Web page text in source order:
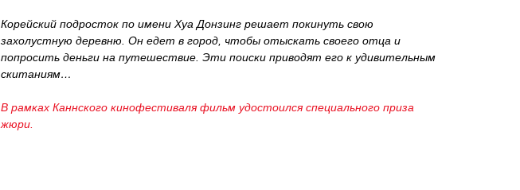
Корейский подросток по имени Хуа Донзинг решает покинуть свою
захолустную деревню. Он едет в город, чтобы отыскать своего отца и
попросить деньги на путешествие. Эти поиски приводят его к удивительным
скитаниям…
В рамках Каннского кинофестиваля фильм удостоился специального приза
жюри.